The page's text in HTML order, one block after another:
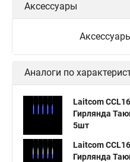
Аксессуары
Аналоги по
Laitcom
Гирлянда
5шт
Laitcom
Гирлянда